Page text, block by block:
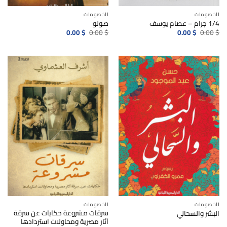
الخصومات
1/4 جرام – عصام يوسف
0.00$ السعر
الأصلي
0.00$ السعر
الحالي
الخصومات
صولو
0.00$ السعر
الأصلي
0.00$ السعر
الحالي
الخصومات
البشر والسحالي
الخصومات
سرقات مشروعة حكايات عن سرقة
آثار مصرية ومحاولات استردادها